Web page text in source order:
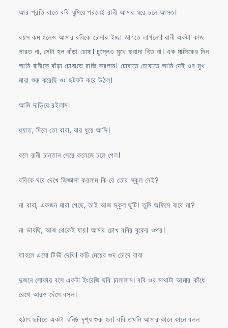
আর প্রতি রাতে ববি ঘুমিয়ে পরলেই রানী আমার ঘরে চলে আসত।
বয়স কম হলেও আমার ববিকে চোদার ইচ্ছা জাগতে লাগলো। রানী একটা কাজ
পারত না, সেটা হল বাঁড়া চোষা। চুস্লেও মুখে ফ্যাদা নিত না। এক মাসিকের দিন
আমি রানীকে বাঁড়া চোষাতে রাজি করলাম। চোষাতে চোষাতে আমি যেই ওর মুখ
মারা শুরু করেছি ওঃ ছটফট করে উঠল।
আমি দাড়িয়ে রইলাম।
ধ্যাত, দিলে তো বাবা, যায় ধুয়ে আসি।
বলে রানী চান্তান সেরে কলেজে চলে গেল।
ববিকে ঘরে দেখে জিজ্ঞাসা করলাম কি রে তোর স্কুল নেই?
না বাবা, একজন মারা গেছে, তাই আজ স্কুল ছুটি। তুমি অফিসে যাবে না?
না ভাবছি, আজ থেকেই যায়। আমার চোখ ববির বুকের ওপর।
তাহলে এসো টিভী দেখি। কচি মেয়ের গুদ চোদে বাবা
দুজনে সোফায় বসে একটা ইংরেজি ছবি চালালাম। ববি ওর মাথাটা আমার কাঁধে
রেখে আরও ঘেঁসে বসল।
হঠাৎ ছবিতে একটা ঘনিষ্ঠ দৃশ্য শুরু হল। ববি তখনি আমার কানে কানে বলল